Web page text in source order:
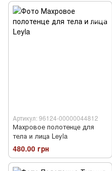
Артикул: 96124-00000044812
Махровое полотенце для
тела и лица Leyla
480.00 грн